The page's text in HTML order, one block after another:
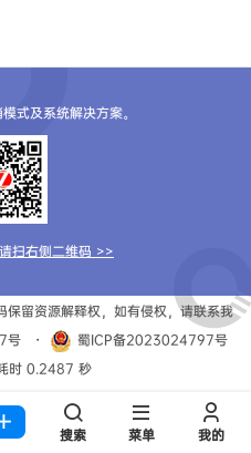
式及系统解决方案。
扫右侧二维码 >>
保留资源解释权，如有侵权，请联系我
号 ・
蜀ICP备2023024797号
时 0.2487 秒
搜索 菜单 我的